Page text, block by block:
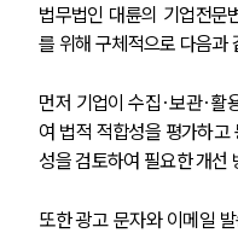
법무법인 대륜의 기업전문
를 위해 구체적으로 다음과
먼저 기업이 수집·보관·활
여 법적 적합성을 평가하
성을 검토하여 필요한 개선
또한 광고 문자와 이메일